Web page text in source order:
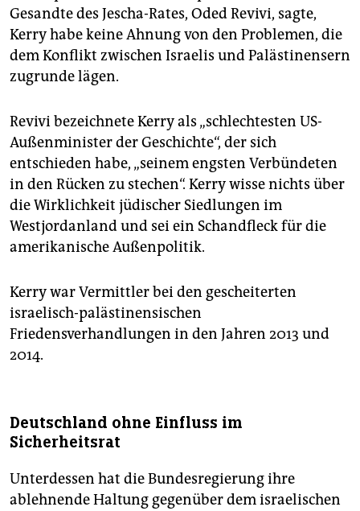
Gesandte des Jescha-Rates, Oded Revivi, sagte,
Kerry habe keine Ahnung von den Problemen, die
dem Konflikt zwischen Israelis und Palästinensern
zugrunde lägen.
Revivi bezeichnete Kerry als „schlechtesten US-
Außenminister der Geschichte“, der sich
entschieden habe, „seinem engsten Verbündeten
in den Rücken zu stechen“. Kerry wisse nichts über
die Wirklichkeit jüdischer Siedlungen im
Westjordanland und sei ein Schandfleck für die
amerikanische Außenpolitik.
Kerry war Vermittler bei den gescheiterten
israelisch-palästinensischen
Friedensverhandlungen in den Jahren 2013 und
2014.
Deutschland ohne Einfluss im
Sicherheitsrat
Unterdessen hat die Bundesregierung ihre
ablehnende Haltung gegenüber dem israelischen